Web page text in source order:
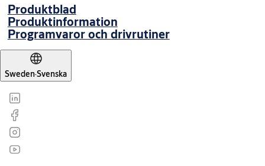
Produktblad
Produktinformation
Programvaror och drivrutiner
Sweden·Svenska